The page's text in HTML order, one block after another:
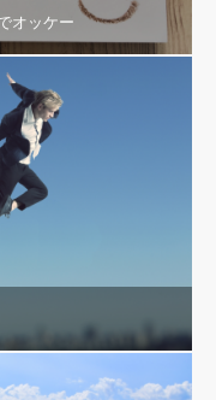
オッケー